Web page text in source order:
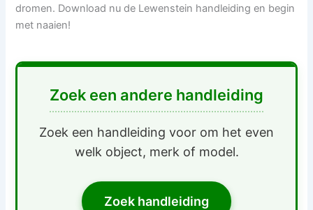
dromen. Download nu de Lewenstein handleiding en begin
met naaien!
Zoek een andere handleiding
Zoek een handleiding voor om het even
welk object, merk of model.
Zoek handleiding